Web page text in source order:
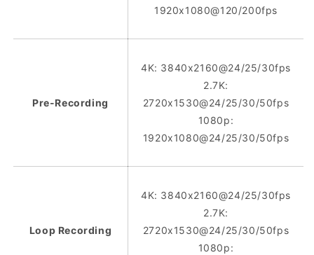
1920x1080@120/200fps
Pre-Recording
4K: 3840x2160@24/25/30fps
2.7K:
2720x1530@24/25/30/50fps
1080p:
1920x1080@24/25/30/50fps
Loop Recording
4K: 3840x2160@24/25/30fps
2.7K:
2720x1530@24/25/30/50fps
1080p: